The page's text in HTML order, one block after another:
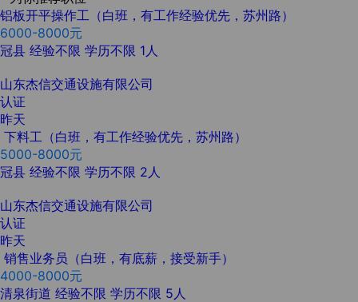
铝板开平操作工（白班，有工作经验优先，苏州路）
6000-8000元
冠县 经验不限 学历不限 1人
山东杰信交通设施有限公司
认证
昨天
下料工（白班，有工作经验优先，苏州路）
5000-8000元
冠县 经验不限 学历不限 2人
山东杰信交通设施有限公司
认证
昨天
销售业务员（白班，有底薪，接受新手）
4000-8000元
清泉街道 经验不限 学历不限 5人